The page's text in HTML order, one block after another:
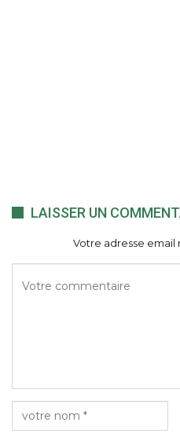
LAISSER UN
Votre adresse email